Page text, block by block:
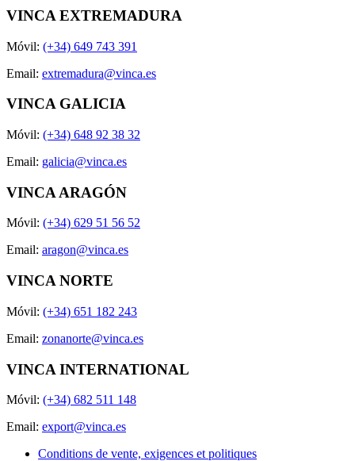
VINCA EXTREMADURA
Móvil: (+34) 649 743 391
Email: extremadura@vinca.es
VINCA GALICIA
Móvil: (+34) 648 92 38 32
Email: galicia@vinca.es
VINCA ARAGÓN
Móvil: (+34) 629 51 56 52
Email: aragon@vinca.es
VINCA NORTE
Móvil: (+34) 651 182 243
Email: zonanorte@vinca.es
VINCA INTERNATIONAL
Móvil: (+34) 682 511 148
Email: export@vinca.es
Conditions de vente, exigences et politiques